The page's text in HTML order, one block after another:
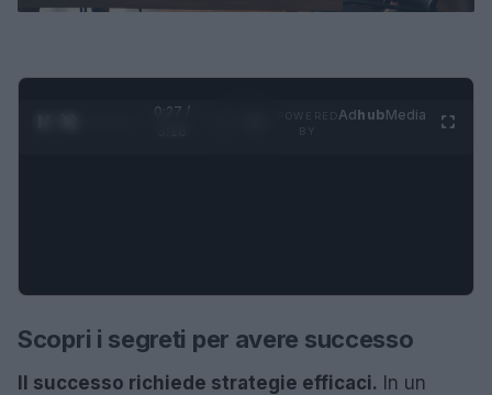
0:28 /
AdhubMedia
Scopri i segreti per avere successo
Il successo richiede strategie efficaci. In un